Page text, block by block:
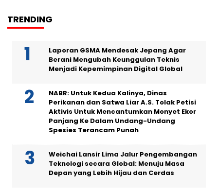
TRENDING
Laporan GSMA Mendesak Jepang Agar
Berani Mengubah Keunggulan Teknis
Menjadi Kepemimpinan Digital Global
NABR: Untuk Kedua Kalinya, Dinas
Perikanan dan Satwa Liar A.S. Tolak Petisi
Aktivis Untuk Mencantumkan Monyet Ekor
Panjang Ke Dalam Undang-Undang
Spesies Terancam Punah
Weichai Lansir Lima Jalur Pengembangan
Teknologi secara Global: Menuju Masa
Depan yang Lebih Hijau dan Cerdas